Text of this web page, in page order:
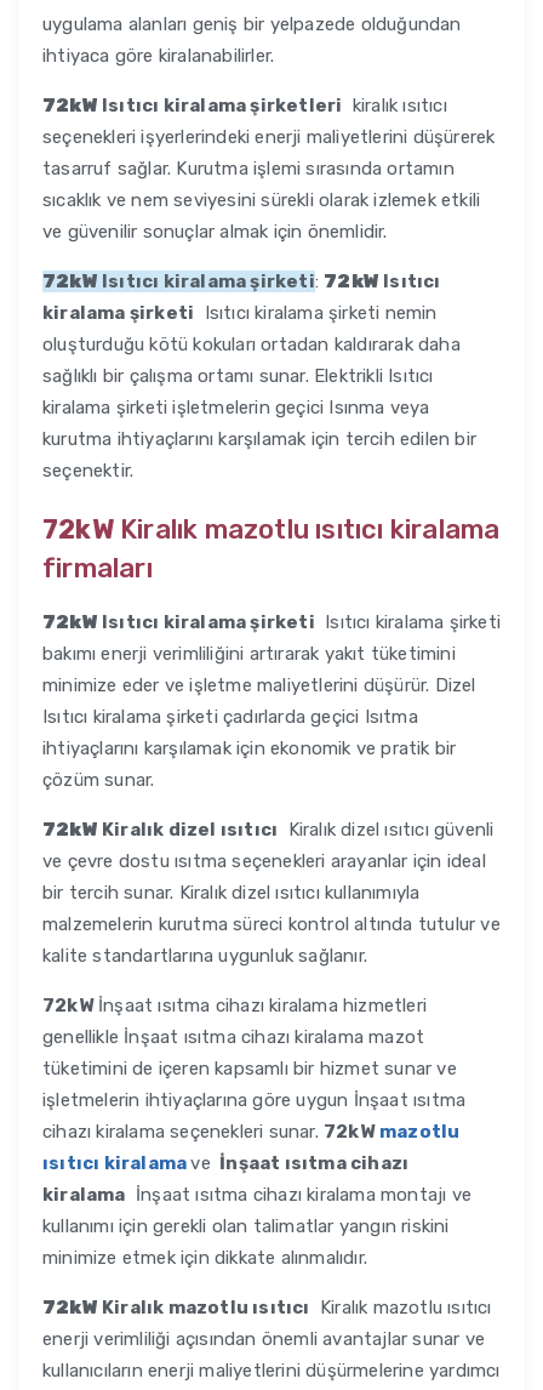
uygulama alanları geniş bir yelpazede olduğundan
ihtiyaca göre kiralanabilirler.
72kW Isıtıcı kiralama şirketleri kiralık ısıtıcı
seçenekleri işyerlerindeki enerji maliyetlerini düşürerek
tasarruf sağlar. Kurutma işlemi sırasında ortamın
sıcaklık ve nem seviyesini sürekli olarak izlemek etkili
ve güvenilir sonuçlar almak için önemlidir.
72kW Isıtıcı kiralama şirketi: 72kW Isıtıcı
kiralama şirketi Isıtıcı kiralama şirketi nemin
oluşturduğu kötü kokuları ortadan kaldırarak daha
sağlıklı bir çalışma ortamı sunar. Elektrikli Isıtıcı
kiralama şirketi işletmelerin geçici Isınma veya
kurutma ihtiyaçlarını karşılamak için tercih edilen bir
seçenektir.
72kWKiralık mazotlu ısıtıcı kiralama
firmaları
72kW Isıtıcı kiralama şirketi Isıtıcı kiralama şirketi
bakımı enerji verimliliğini artırarak yakıt tüketimini
minimize eder ve işletme maliyetlerini düşürür. Dizel
Isıtıcı kiralama şirketi çadırlarda geçici Isıtma
ihtiyaçlarını karşılamak için ekonomik ve pratik bir
çözüm sunar.
72kW Kiralık dizel ısıtıcı Kiralık dizel ısıtıcı güvenli
ve çevre dostu ısıtma seçenekleri arayanlar için ideal
bir tercih sunar. Kiralık dizel ısıtıcı kullanımıyla
malzemelerin kurutma süreci kontrol altında tutulur ve
kalite standartlarına uygunluk sağlanır.
72kWİnşaat ısıtma cihazı kiralama hizmetleri
genellikle İnşaat ısıtma cihazı kiralama mazot
tüketimini de içeren kapsamlı bir hizmet sunar ve
işletmelerin ihtiyaçlarına göre uygun İnşaat ısıtma
cihazı kiralama seçenekleri sunar. 72kW mazotlu
ısıtıcı kiralamave İnşaat ısıtma cihazı
kiralama İnşaat ısıtma cihazı kiralama montajı ve
kullanımı için gerekli olan talimatlar yangın riskini
minimize etmek için dikkate alınmalıdır.
72kW Kiralık mazotlu ısıtıcı Kiralık mazotlu ısıtıcı
enerji verimliliği açısından önemli avantajlar sunar ve
kullanıcıların enerji maliyetlerini düşürmelerine yardımcı